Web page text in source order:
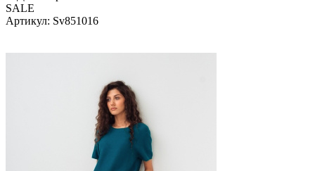
SALE
Артикул: Sv851016